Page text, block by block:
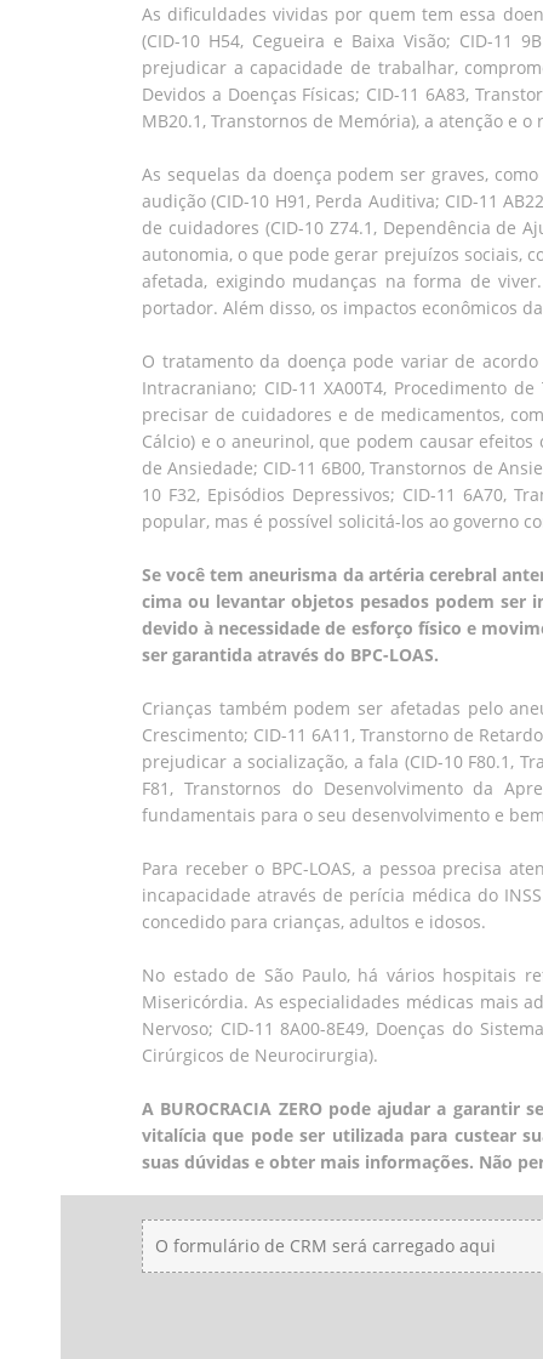
As dificuldades vividas por quem tem essa
(CID-10 H54, Cegueira e Baixa Visão; CID-11
prejudicar a capacidade de trabalhar,
Devidos a Doenças Físicas; CID-11 6A83,
MB20.1, Transtornos de Memória), a atenção e o
As sequelas da doença podem ser graves,
audição (CID-10 H91, Perda Auditiva; CID-11
de cuidadores (CID-10 Z74.1, Dependência de
autonomia, o que pode gerar prejuízos sociais,
afetada, exigindo mudanças na forma de
portador. Além disso, os impactos econômicos
O tratamento da doença pode variar de
Intracraniano; CID-11 XA00T4, Procedimento
precisar de cuidadores e de medicamentos,
Cálcio) e o aneurinol, que podem causar efeitos
de Ansiedade; CID-11 6B00, Transtornos de
10 F32, Episódios Depressivos; CID-11 6A70,
popular, mas é possível solicitá-los ao governo
Se você tem aneurisma da artéria cerebral
cima ou levantar objetos pesados podem ser
devido à necessidade de esforço físico e
ser garantida através do BPC-LOAS.
Crianças também podem ser afetadas pelo
Crescimento; CID-11 6A11, Transtorno de
prejudicar a socialização, a fala (CID-10 F80.1,
F81, Transtornos do Desenvolvimento da
fundamentais para o seu desenvolvimento e
Para receber o BPC-LOAS, a pessoa precisa
incapacidade através de perícia médica do
concedido para crianças, adultos e idosos.
No estado de São Paulo, há vários hospitais
Misericórdia. As especialidades médicas mais
Nervoso; CID-11 8A00-8E49, Doenças do
Cirúrgicos de Neurocirurgia).
A BUROCRACIA ZERO pode ajudar a
vitalícia que pode ser utilizada para custear
suas dúvidas e obter mais informações. Não
O formulário de CRM será carregado aqui